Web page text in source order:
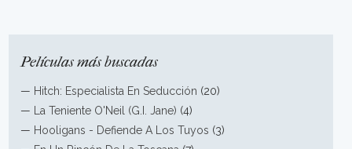
Películas más buscadas
— Hitch: Especialista En Seducción (20)
—
La Teniente O'Neil (G.I. Jane) (4)
— Hooligans - Defiende A Los Tuyos (3)